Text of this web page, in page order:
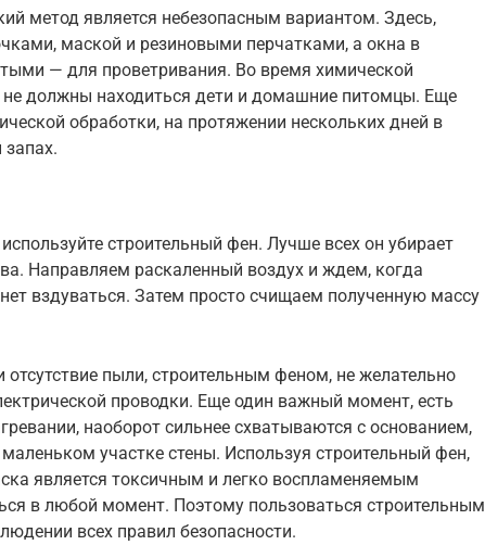
метод является небезопасным вариантом. Здесь,
маской и резиновыми перчатками, а окна в
— для проветривания. Во время химической
не должны находиться дети и домашние питомцы. Еще
обработки, на протяжении нескольких дней в
строительный фен. Лучше всех он убирает
Направляем раскаленный воздух и ждем, когда
вздуваться. Затем просто счищаем полученную массу
отсутствие пыли, строительным феном, не желательно
проводки. Еще один важный момент, есть
наоборот сильнее схватываются с основанием,
участке стены. Используя строительный фен,
является токсичным и легко воспламеняемым
в любой момент. Поэтому пользоваться строительным
всех правил безопасности.